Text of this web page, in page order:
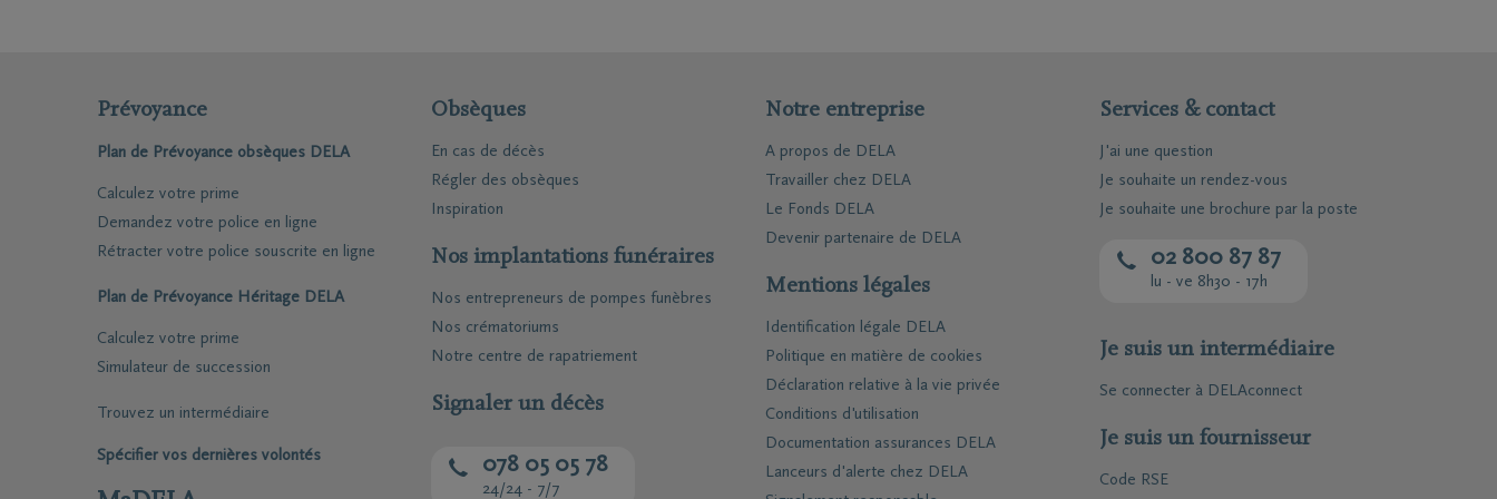
financières en cas de décès.
Nos experts soutiennent également vos proches dans les questions liées à la succession, tant avant
qu’après le décès.
Cet accompagnement rend les assurances DELA uniques et complètes. Grâce à ce soutien, vos proches
ne sont pas seuls et peuvent se concentrer sur l’essentiel : le processus de deuil.
Prévoyance
Plan de Prévoyance obsèques DELA
Calculez votre prime
Demandez votre police en ligne
Rétracter votre police souscrite en ligne
Plan de Prévoyance Héritage DELA
Calculez votre prime
Simulateur de succession
Trouvez un intermédiaire
Spécifier vos dernières volontés
Obsèques
En cas de décès
Régler des obsèques
Inspiration
Nos implantations funéraires
Nos entrepreneurs de pompes funèbres
Nos crématoriums
Notre centre de rapatriement
Signaler un décès
078 05 05 78
24/24 - 7/7
Notre entreprise
A propos de DELA
Travailler chez DELA
Le Fonds DELA
Devenir partenaire de DELA
Mentions légales
Identification légale DELA
Politique en matière de cookies
Déclaration relative à la vie privée
Conditions d'utilisation
Documentation assurances DELA
Lanceurs d'alerte chez DELA
Services & contact
J'ai une question
Je souhaite un rendez-vous
Je souhaite une brochure par la poste
02 800 87 87
lu - ve 8h30 - 17h
Je suis un intermédiaire
Se connecter à DELAconnect
Je suis un fournisseur
Code RSE